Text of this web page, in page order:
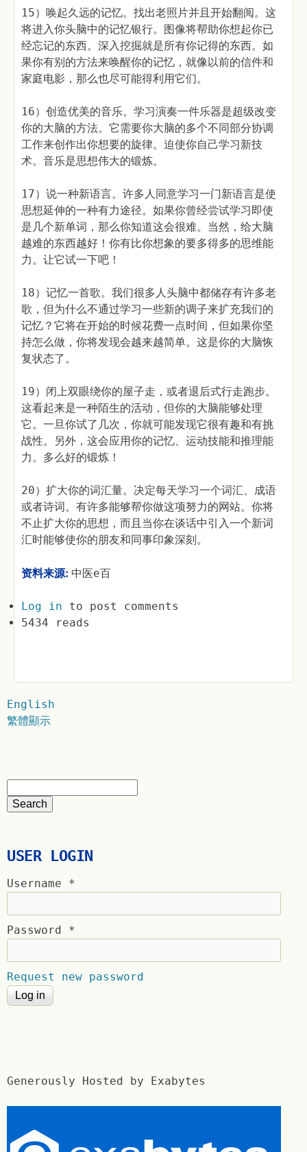
15）唤起久远的记忆。找出老照片并且开始翻阅。这
将进入你头脑中的记忆银行。图像将帮助你想起你已
经忘记的东西。深入挖掘就是所有你记得的东西。如
果你有别的方法来唤醒你的记忆，就像以前的信件和
家庭电影，那么也尽可能得利用它们。
16）创造优美的音乐。学习演奏一件乐器是超级改变
你的大脑的方法。它需要你大脑的多个不同部分协调
工作来创作出你想要的旋律。迫使你自己学习新技
术。音乐是思想伟大的锻炼。
17）说一种新语言。许多人同意学习一门新语言是使
思想延伸的一种有力途径。如果你曾经尝试学习即使
是几个新单词，那么你知道这会很难。当然，给大脑
越难的东西越好！你有比你想象的要多得多的思维能
力。让它试一下吧！
18）记忆一首歌。我们很多人头脑中都储存有许多老
歌，但为什么不通过学习一些新的调子来扩充我们的
记忆？它将在开始的时候花费一点时间，但如果你坚
持怎么做，你将发现会越来越简单。这是你的大脑恢
复状态了。
19）闭上双眼绕你的屋子走，或者退后式行走跑步。
这看起来是一种陌生的活动，但你的大脑能够处理
它。一旦你试了几次，你就可能发现它很有趣和有挑
战性。另外，这会应用你的记忆、运动技能和推理能
力。多么好的锻炼！
20）扩大你的词汇量。决定每天学习一个词汇、成语
或者诗词。有许多能够帮你做这项努力的网站。你将
不止扩大你的思想，而且当你在谈话中引入一个新词
汇时能够使你的朋友和同事印象深刻。
资料来源: 中医e百
Log in to post comments
5434 reads
English
繁體顯示
USER LOGIN
Username *
Password *
Request new password
Generously Hosted by Exabytes